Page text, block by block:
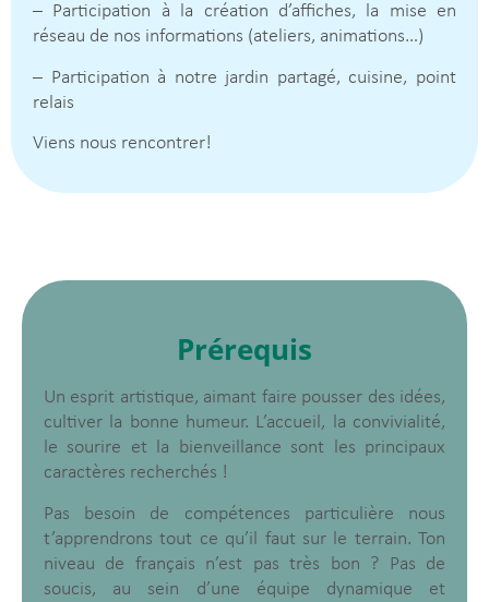
– Participation à la création d’affiches, la mise en
réseau de nos informations (ateliers, animations…)
– Participation à notre jardin partagé, cuisine, point
relais
Viens nous rencontrer!
Prérequis
Un esprit artistique, aimant faire pousser des idées,
cultiver la bonne humeur. L’accueil, la convivialité,
le sourire et la bienveillance sont les principaux
caractères recherchés !
Pas besoin de compétences particulière nous
t’apprendrons tout ce qu’il faut sur le terrain. Ton
niveau de français n’est pas très bon ? Pas de
soucis, au sein d’une équipe dynamique et